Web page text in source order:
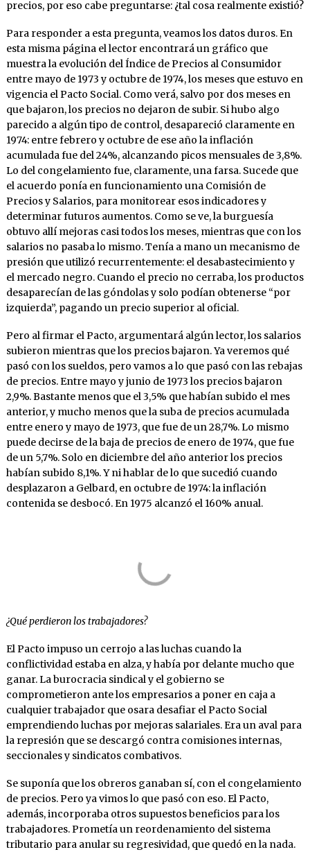
precios, por eso cabe preguntarse: ¿tal cosa realmente existió?
Para responder a esta pregunta, veamos los datos duros. En
esta misma página el lector encontrará un gráfico que
muestra la evolución del Índice de Precios al Consumidor
entre mayo de 1973 y octubre de 1974, los meses que estuvo en
vigencia el Pacto Social. Como verá, salvo por dos meses en
que bajaron, los precios no dejaron de subir. Si hubo algo
parecido a algún tipo de control, desapareció claramente en
1974: entre febrero y octubre de ese año la inflación
acumulada fue del 24%, alcanzando picos mensuales de 3,8%.
Lo del congelamiento fue, claramente, una farsa. Sucede que
el acuerdo ponía en funcionamiento una Comisión de
Precios y Salarios, para monitorear esos indicadores y
determinar futuros aumentos. Como se ve, la burguesía
obtuvo allí mejoras casi todos los meses, mientras que con los
salarios no pasaba lo mismo. Tenía a mano un mecanismo de
presión que utilizó recurrentemente: el desabastecimiento y
el mercado negro. Cuando el precio no cerraba, los productos
desaparecían de las góndolas y solo podían obtenerse “por
izquierda”, pagando un precio superior al oficial.
Pero al firmar el Pacto, argumentará algún lector, los salarios
subieron mientras que los precios bajaron. Ya veremos qué
pasó con los sueldos, pero vamos a lo que pasó con las rebajas
de precios. Entre mayo y junio de 1973 los precios bajaron
2,9%. Bastante menos que el 3,5% que habían subido el mes
anterior, y mucho menos que la suba de precios acumulada
entre enero y mayo de 1973, que fue de un 28,7%. Lo mismo
puede decirse de la baja de precios de enero de 1974, que fue
de un 5,7%. Solo en diciembre del año anterior los precios
habían subido 8,1%. Y ni hablar de lo que sucedió cuando
desplazaron a Gelbard, en octubre de 1974: la inflación
contenida se desbocó. En 1975 alcanzó el 160% anual.
¿Qué perdieron los trabajadores?
El Pacto impuso un cerrojo a las luchas cuando la
conflictividad estaba en alza, y había por delante mucho que
ganar. La burocracia sindical y el gobierno se
comprometieron ante los empresarios a poner en caja a
cualquier trabajador que osara desafiar el Pacto Social
emprendiendo luchas por mejoras salariales. Era un aval para
la represión que se descargó contra comisiones internas,
seccionales y sindicatos combativos.
Se suponía que los obreros ganaban sí, con el congelamiento
de precios. Pero ya vimos lo que pasó con eso. El Pacto,
además, incorporaba otros supuestos beneficios para los
trabajadores. Prometía un reordenamiento del sistema
tributario para anular su regresividad, que quedó en la nada.